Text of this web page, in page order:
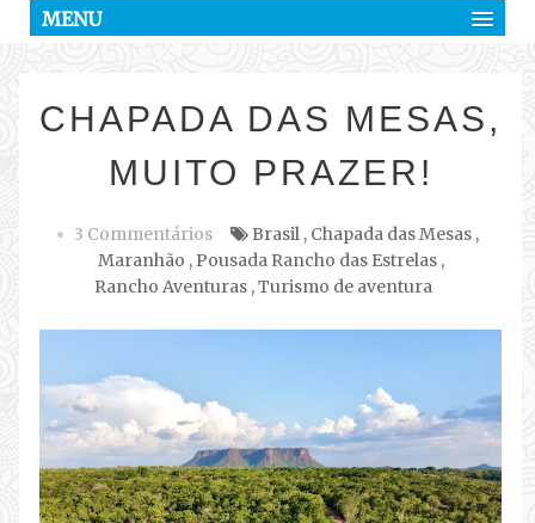
MENU
CHAPADA DAS MESAS,
MUITO PRAZER!
3 Commentários Brasil, Chapada das Mesas,
Maranhão , Pousada Rancho das Estrelas,
Rancho Aventuras ,Turismo de aventura